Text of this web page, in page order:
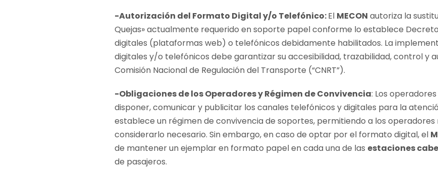
-Autorización del Formato Digital y/o Telefónico:El MECON autoriza la
Quejas» actualmente requerido en soporte papel conforme lo establece Decreto
digitales (plataformas web) o telefónicos debidamente habilitados. La
digitales y/o telefónicos debe garantizar su accesibilidad, trazabilidad, control y
Comisión Nacional de Regulación del Transporte (“CNRT”).
-Obligaciones de los Operadores y Régimen de Convivencia: Los
disponer, comunicar y publicitar los canales telefónicos y digitales para la
establece un régimen de convivencia de soportes, permitiendo a los
considerarlo necesario. Sin embargo, en caso de optar por el formato digital, el
de mantener un ejemplar en formato papel en cada una de las estaciones
de pasajeros.